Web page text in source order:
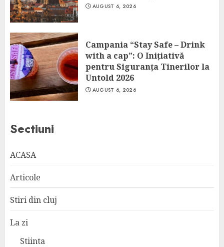
AUGUST 6, 2026
Campania “Stay Safe – Drink
with a cap”: O Inițiativă
pentru Siguranța Tinerilor la
Untold 2026
AUGUST 6, 2026
Sectiuni
ACASA
Articole
Stiri din cluj
La zi
Stiinta